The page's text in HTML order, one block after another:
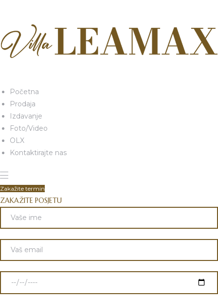
Početna
Prodaja
Izdavanje
Foto/Video
OLX
Kontaktirajte nas
Zakažite termin
ZAKAŽITE POSJETU